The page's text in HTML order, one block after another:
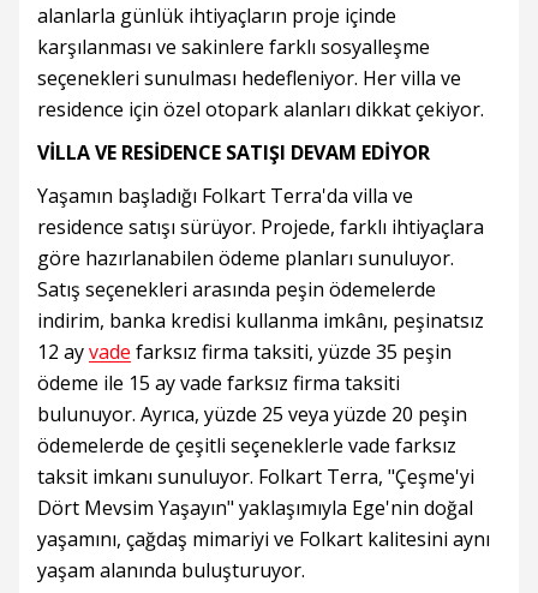
alanlarla günlük ihtiyaçların proje içinde
karşılanması ve sakinlere farklı sosyalleşme
seçenekleri sunulması hedefleniyor. Her villa ve
residence için özel otopark alanları dikkat çekiyor.
VİLLA VE RESİDENCE SATIŞI DEVAM EDİYOR
Yaşamın başladığı Folkart Terra'da villa ve
residence satışı sürüyor. Projede, farklı ihtiyaçlara
göre hazırlanabilen ödeme planları sunuluyor.
Satış seçenekleri arasında peşin ödemelerde
indirim, banka kredisi kullanma imkânı, peşinatsız
12 ayvade farksız firma taksiti, yüzde 35 peşin
ödeme ile 15 ay vade farksız firma taksiti
bulunuyor. Ayrıca, yüzde 25 veya yüzde 20 peşin
ödemelerde de çeşitli seçeneklerle vade farksız
taksit imkanı sunuluyor. Folkart Terra, "Çeşme'yi
Dört Mevsim Yaşayın" yaklaşımıyla Ege'nin doğal
yaşamını, çağdaş mimariyi ve Folkart kalitesini aynı
yaşam alanında buluşturuyor.